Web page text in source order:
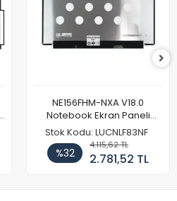
NE156FHM-NXA V18.0
Notebook Ekran Paneli
144Hz
Stok Kodu: LUCNLF83NF
%32
4.115,62 TL
2.781,52 TL